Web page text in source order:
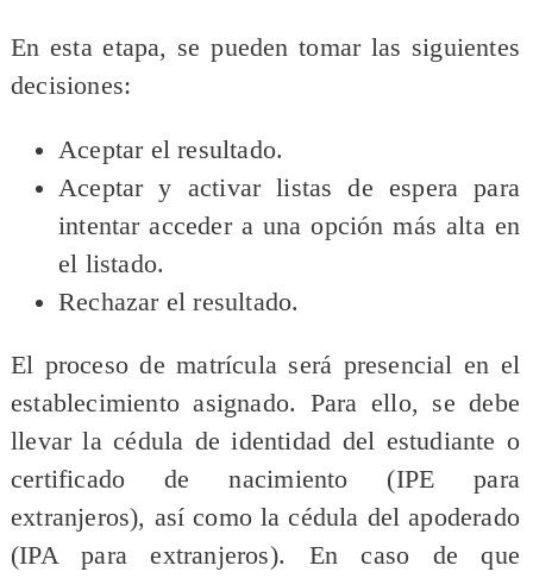
En esta etapa, se pueden tomar las siguientes
decisiones:
Aceptar el resultado.
Aceptar y activar listas de espera para
intentar acceder a una opción más alta en
el listado.
Rechazar el resultado.
El proceso de matrícula será presencial en el
establecimiento asignado. Para ello, se debe
llevar la cédula de identidad del estudiante o
certificado de nacimiento (IPE para
extranjeros), así como la cédula del apoderado
(IPA para extranjeros). En caso de que